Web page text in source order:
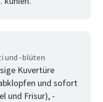
und -blüten
Kuvertüre
und sofort
und Frisur), -